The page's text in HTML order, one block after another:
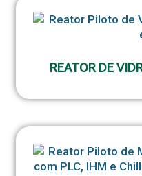
REATOR DE